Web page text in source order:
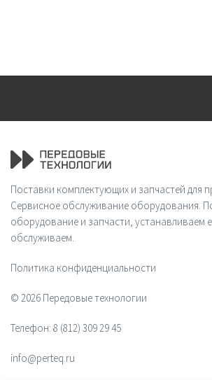
Поставки комплектующих и запчастей для
Сервисное обслуживание оборудования.
оборудование и запчасти, устанавливаем
обслуживаем.
Политика конфиденциальности
© 2026 Передовые технологии
Телефон: 8 (812) 309 29 45
info@perteq.ru